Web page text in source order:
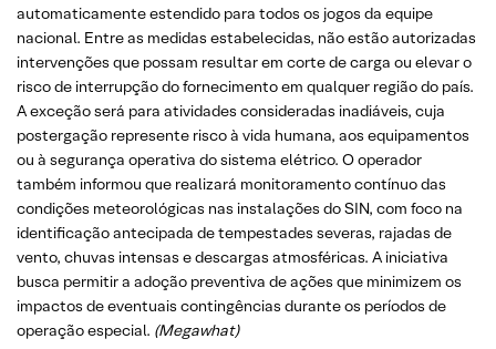
automaticamente estendido para todos os jogos da equipe
nacional. Entre as medidas estabelecidas, não estão autorizadas
intervenções que possam resultar em corte de carga ou elevar o
risco de interrupção do fornecimento em qualquer região do país.
A exceção será para atividades consideradas inadiáveis, cuja
postergação represente risco à vida humana, aos equipamentos
ou à segurança operativa do sistema elétrico. O operador
também informou que realizará monitoramento contínuo das
condições meteorológicas nas instalações do SIN, com foco na
identificação antecipada de tempestades severas, rajadas de
vento, chuvas intensas e descargas atmosféricas. A iniciativa
busca permitir a adoção preventiva de ações que minimizem os
impactos de eventuais contingências durante os períodos de
operação especial. (Megawhat)